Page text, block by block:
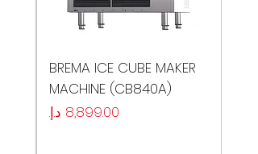
BREMA ICE CUBE MAKER
MACHINE (CB840A)
السعر